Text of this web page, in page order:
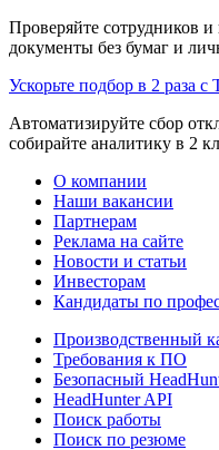
Проверяйте сотрудников
документы без бумаг и
Ускорьте подбор в 2 раза с
Автоматизируйте сбор
собирайте аналитику в 2
О компании
Наши вакансии
Партнерам
Реклама на сайте
Новости и статьи
Инвесторам
Кандидаты по
Производственный
Требования к ПО
Безопасный
HeadHunter API
Поиск работы
Поиск по резюме